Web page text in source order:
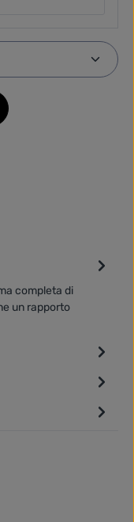
quantità
completa di
un rapporto